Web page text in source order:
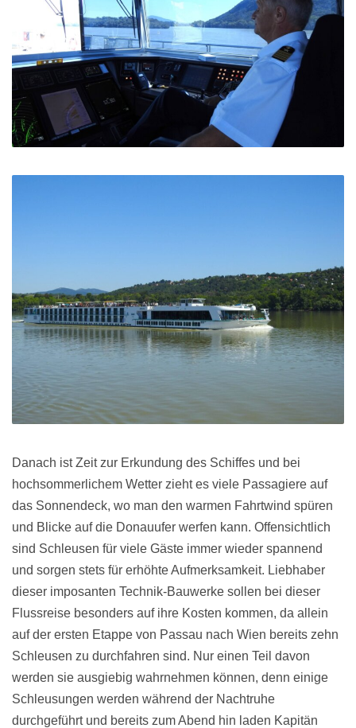
Danach ist Zeit zur Erkundung des Schiffes und bei
hochsommerlichem Wetter zieht es viele Passagiere auf
das Sonnendeck, wo man den warmen Fahrtwind spüren
und Blicke auf die Donauufer werfen kann. Offensichtlich
sind Schleusen für viele Gäste immer wieder spannend
und sorgen stets für erhöhte Aufmerksamkeit. Liebhaber
dieser imposanten Technik-Bauwerke sollen bei dieser
Flussreise besonders auf ihre Kosten kommen, da allein
auf der ersten Etappe von Passau nach Wien bereits zehn
Schleusen zu durchfahren sind. Nur einen Teil davon
werden sie ausgiebig wahrnehmen können, denn einige
Schleusungen werden während der Nachtruhe
durchgeführt und bereits zum Abend hin laden Kapitän